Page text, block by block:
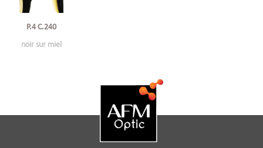
P.4 C.240
noir sur miel